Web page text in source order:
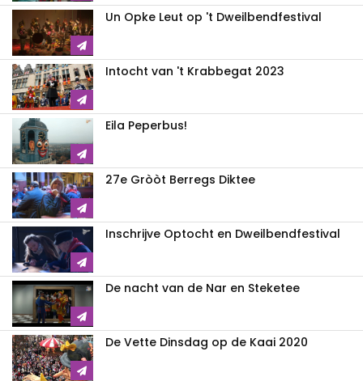
Un Opke Leut op 't Dweilbendfestival
Intocht van 't Krabbegat 2023
Eila Peperbus!
27e Gròòt Berregs Diktee
Inschrijve Optocht en Dweilbendfestival
De nacht van de Nar en Steketee
De Vette Dinsdag op de Kaai 2020